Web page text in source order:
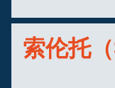
索伦托